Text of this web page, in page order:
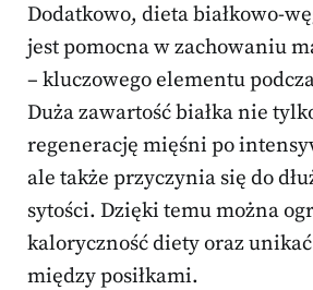
Dodatkowo, dieta białkowo-
jest pomocna w zachowaniu
– kluczowego elementu
Duża zawartość białka nie
regenerację mięśni po
ale także przyczynia się do
sytości. Dzięki temu można
kaloryczność diety oraz
między posiłkami.